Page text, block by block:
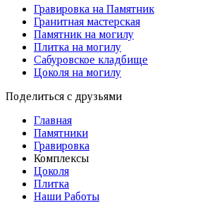
Гравировка на Памятник
Гранитная мастерская
Памятник на могилу
Плитка на могилу
Сабуровское кладбище
Цоколя на могилу
Поделиться с друзьями
Главная
Памятники
Гравировка
Комплексы
Цоколя
Плитка
Наши Работы